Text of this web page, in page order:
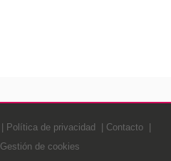
Política de privacidad
Contacto
Gestión de cookies